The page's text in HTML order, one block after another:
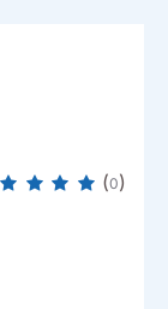
(0)